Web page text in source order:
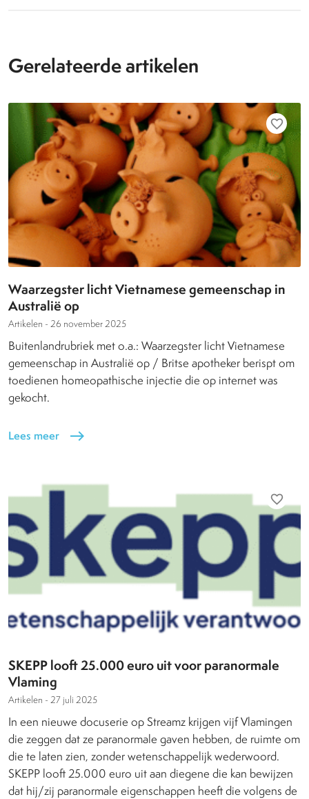
Gerelateerde artikelen
favorite_border
Waarzegster licht Vietnamese gemeenschap in
Australië op
Artikelen - 26 november 2025
Buitenlandrubriek met o.a.: Waarzegster licht Vietnamese
gemeenschap in Australië op / Britse apotheker berispt om
toedienen homeopathische injectie die op internet was
gekocht.
Lees meer east
favorite_border
SKEPP looft 25.000 euro uit voor paranormale
Vlaming
Artikelen - 27 juli 2025
In een nieuwe docuserie op Streamz krijgen vijf Vlamingen
die zeggen dat ze paranormale gaven hebben, de ruimte om
die te laten zien, zonder wetenschappelijk wederwoord.
SKEPP looft 25.000 euro uit aan diegene die kan bewijzen
dat hij/zij paranormale eigenschappen heeft die volgens de